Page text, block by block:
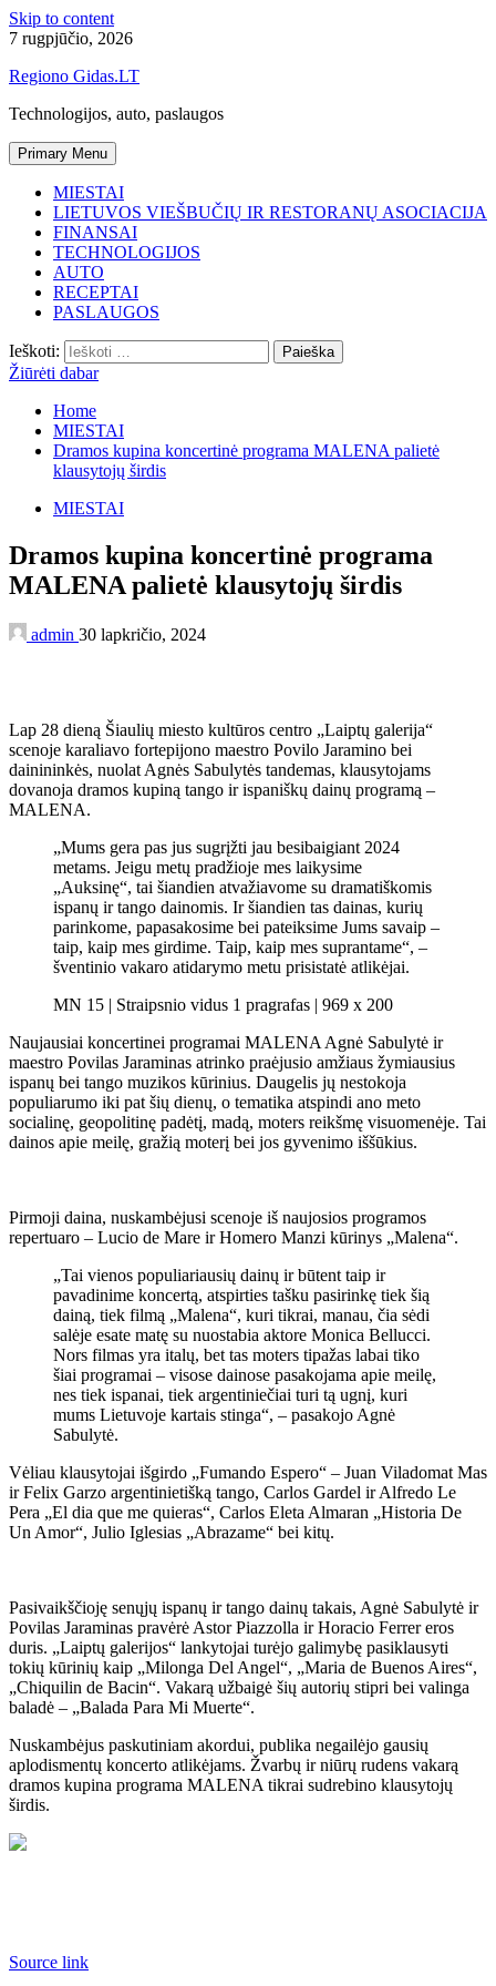
Skip to content
7 rugpjūčio, 2026
Regiono Gidas.LT
Technologijos, auto, paslaugos
Primary Menu
MIESTAI
LIETUVOS VIEŠBUČIŲ IR RESTORANŲ ASOCIACIJA
FINANSAI
TECHNOLOGIJOS
AUTO
RECEPTAI
PASLAUGOS
Ieškoti:
Žiūrėti dabar
Home
MIESTAI
Dramos kupina koncertinė programa MALENA palietė
klausytojų širdis
MIESTAI
Dramos kupina koncertinė programa
MALENA palietė klausytojų širdis
admin 30 lapkričio, 2024
Lap 28 dieną Šiaulių miesto kultūros centro „Laiptų galerija“
scenoje karaliavo fortepijono maestro Povilo Jaramino bei
dainininkės, nuolat Agnės Sabulytės tandemas, klausytojams
dovanoja dramos kupiną tango ir ispaniškų dainų programą –
MALENA.
„Mums gera pas jus sugrįžti jau besibaigiant 2024
metams. Jeigu metų pradžioje mes laikysime
„Auksinę“, tai šiandien atvažiavome su dramatiškomis
ispanų ir tango dainomis. Ir šiandien tas dainas, kurių
parinkome, papasakosime bei pateiksime Jums savaip –
​​taip, kaip mes girdime. Taip, kaip mes suprantame“, –
šventinio vakaro atidarymo metu prisistatė atlikėjai.
MN 15 | Straipsnio vidus 1 pragrafas | 969 x 200
Naujausiai koncertinei programai MALENA Agnė Sabulytė ir
maestro Povilas Jaraminas atrinko praėjusio amžiaus žymiausius
ispanų bei tango muzikos kūrinius. Daugelis jų nestokoja
populiarumo iki pat šių dienų, o tematika atspindi ano meto
socialinę, geopolitinę padėtį, madą, moters reikšmę visuomenėje. Tai
dainos apie meilę, gražią moterį bei jos gyvenimo iššūkius.
Pirmoji daina, nuskambėjusi scenoje iš naujosios programos
repertuaro – Lucio de Mare ir Homero Manzi kūrinys „Malena“.
„Tai vienos populiariausių dainų ir būtent taip ir
pavadinime koncertą, atspirties tašku pasirinkę tiek šią
dainą, tiek filmą „Malena“, kuri tikrai, manau, čia sėdi
salėje esate matę su nuostabia aktore Monica Bellucci.
Nors filmas yra italų, bet tas moters tipažas labai tiko
šiai programai – visose dainose pasakojama apie meilę,
nes tiek ispanai, tiek argentiniečiai turi tą ugnį, kuri
mums Lietuvoje kartais stinga“, – pasakojo Agnė
Sabulytė.
Vėliau klausytojai išgirdo „Fumando Espero“ – Juan Viladomat Mas
ir Felix Garzo argentinietišką tango, Carlos Gardel ir Alfredo Le
Pera „El dia que me quieras“, Carlos Eleta Almaran „Historia De
Un Amor“, Julio Iglesias „Abrazame“ bei kitų.
Pasivaikščioję senųjų ispanų ir tango dainų takais, Agnė Sabulytė ir
Povilas Jaraminas pravėrė Astor Piazzolla ir Horacio Ferrer eros
duris. „Laiptų galerijos“ lankytojai turėjo galimybę pasiklausyti
tokių kūrinių kaip „Milonga Del Angel“, „Maria de Buenos Aires“,
„Chiquilin de Bacin“. Vakarą užbaigė šių autorių stipri bei valinga
baladė – „Balada Para Mi Muerte“.
Nuskambėjus paskutiniam akordui, publika negailėjo gausių
aplodismentų koncerto atlikėjams. Žvarbų ir niūrų rudens vakarą
dramos kupina programa MALENA tikrai sudrebino klausytojų
širdis.
Source link